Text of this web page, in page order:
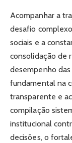
Acompanhar a
desafio
sociais e a
consolidação de
desempenho
fundamental na
transparente e
compilação
institucional
decisões, o